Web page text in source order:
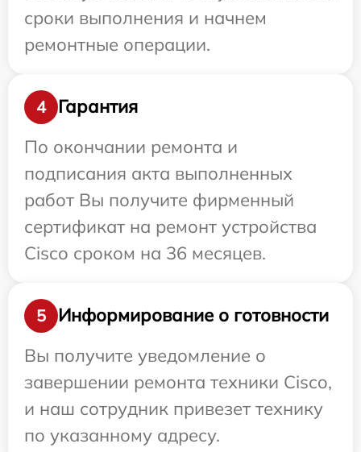
сроки выполнения и начнем
ремонтные операции.
4
Гарантия
По окончании ремонта и
подписания акта выполненных
работ Вы получите фирменный
сертификат на ремонт устройства
Cisco сроком на 36 месяцев.
5
Информирование о готовности
Вы получите уведомление о
завершении ремонта техники Cisco,
и наш сотрудник привезет технику
по указанному адресу.